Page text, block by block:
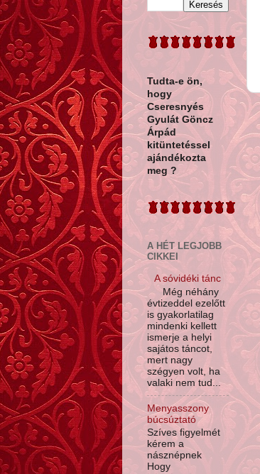
Tudta-e ön,
hogy
Cseresnyés
Gyulát Göncz
Árpád
kitüntetéssel
ajándékozta
meg ?
A HÉT LEGJOBB
CIKKEI
A sóvidéki tánc
Még néhány
évtizeddel ezelőtt
is gyakorlatilag
mindenki kellett
ismerje a helyi
sajátos táncot,
mert nagy
szégyen volt, ha
valaki nem tud...
Menyasszony
búcsúztató
Szíves figyelmét
kérem a
násznépnek
Hogy